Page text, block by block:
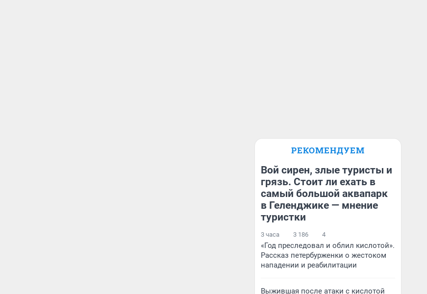
РЕКОМЕНДУЕМ
Вой сирен, злые туристы и
грязь. Стоит ли ехать в
самый большой аквапарк
в Геленджике — мнение
туристки
3 часа 3 186 4
«Год преследовал и облил кислотой».
Рассказ петербурженки о жестоком
нападении и реабилитации
Выжившая после атаки с кислотой